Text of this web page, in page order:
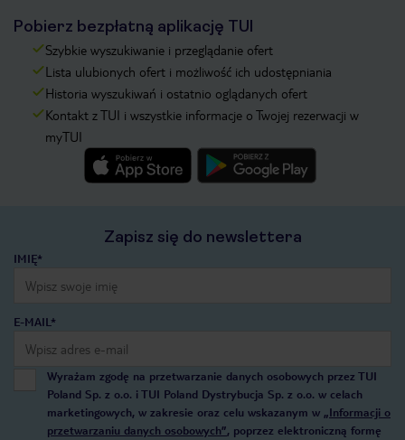
Pobierz bezpłatną aplikację TUI
Szybkie wyszukiwanie i przeglądanie ofert
Lista ulubionych ofert i możliwość ich udostępniania
Historia wyszukiwań i ostatnio oglądanych ofert
Kontakt z TUI i wszystkie informacje o Twojej rezerwacji w
myTUI
Zapisz się do newslettera
IMIĘ*
E-MAIL*
Wyrażam zgodę na przetwarzanie danych osobowych przez TUI
Poland Sp. z o.o. i TUI Poland Dystrybucja Sp. z o.o. w celach
marketingowych, w zakresie oraz celu wskazanym w „Informacji o
przetwarzaniu danych osobowych”, poprzez elektroniczną formę